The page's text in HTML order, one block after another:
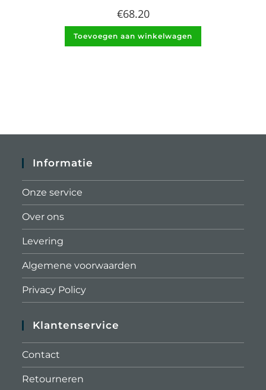
€68.20
Toevoegen aan winkelwagen
Informatie
Onze service
Over ons
Levering
Algemene voorwaarden
Privacy Policy
Klantenservice
Contact
Retourneren